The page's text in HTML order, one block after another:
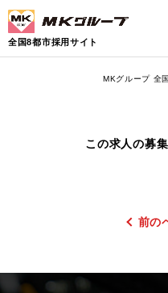
全国8都市採用サイト
MKグループ 全
この求人の募
前の